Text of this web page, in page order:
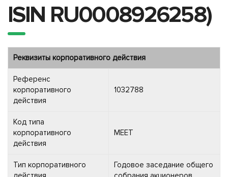
ISIN RU0008926258)
Реквизиты корпоративного действия
Референс
корпоративного
действия
1032788
Код типа
корпоративного
действия
MEET
Тип корпоративного
Годовое заседание общего